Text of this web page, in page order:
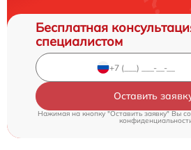
Бесплатная
специалистом
Оставить
Нажимая на кнопку "Оставить заявку" Вы